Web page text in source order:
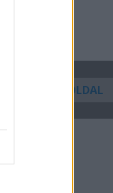
KÖVETKEZŐ OLDAL